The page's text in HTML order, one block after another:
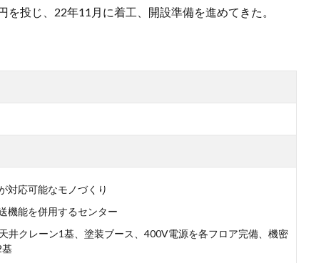
投じ、22年11月に着工、開設準備を進めてきた。
対応可能なモノづくり
機能を併⽤するセンター
井クレーン1基、塗装ブース、400V電源を各フロア完備、機密
基